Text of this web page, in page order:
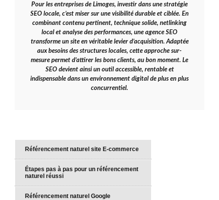
Pour les entreprises de Limoges, investir dans une stratégie
SEO locale, c’est miser sur une visibilité durable et ciblée. En
combinant contenu pertinent, technique solide, netlinking
local et analyse des performances, une agence SEO
transforme un site en véritable levier d’acquisition. Adaptée
aux besoins des structures locales, cette approche sur-
mesure permet d’attirer les bons clients, au bon moment. Le
SEO devient ainsi un outil accessible, rentable et
indispensable dans un environnement digital de plus en plus
concurrentiel.
Référencement naturel site E-commerce
Étapes pas à pas pour un référencement
naturel réussi
Référencement naturel Google